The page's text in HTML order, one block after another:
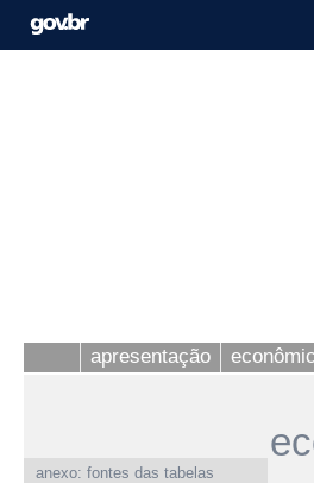
apresentação
anexo: fontes das tabelas